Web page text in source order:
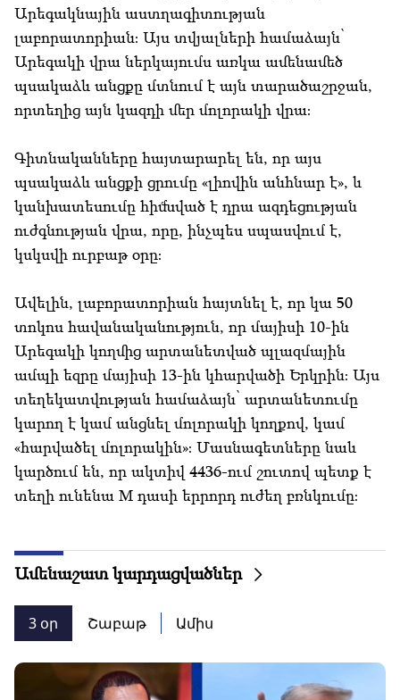
Արեգակնային աստղագիտության
լաբորատորիան։ Այս տվյալների համաձայն՝
Արեգակի վրա ներկայումս առկա ամենամեծ
պսակաձև անցքը մտնում է այն տարածաշրջան,
որտեղից այն կազդի մեր մոլորակի վրա։
Գիտնականները հայտարարել են, որ այս
պսակաձև անցքի ցրումը «լիովին անհնար է», և
կանխատեսումը հիմնված է դրա ազդեցության
ուժգնության վրա, որը, ինչպես սպասվում է,
կսկսվի ուրբաթ օրը։
Ավելին, լաբորատորիան հայտնել է, որ կա 50
տոկոս հավանականություն, որ մայիսի 10-ին
Արեգակի կողմից արտանետված պլազմային
ամպի եզրը մայիսի 13-ին կհարվածի Երկրին։ Այս
տեղեկատվության համաձայն՝ արտանետումը
կարող է կամ անցնել մոլորակի կողքով, կամ
«հարվածել մոլորակին»։ Մասնագետները նաև
կարծում են, որ ակտիվ 4436-ում շուտով պետք է
տեղի ունենա M դասի երրորդ ուժեղ բռնկումը։
Ամենաշատ կարդացվածներ
3 օր Շաբաթ Ամիս